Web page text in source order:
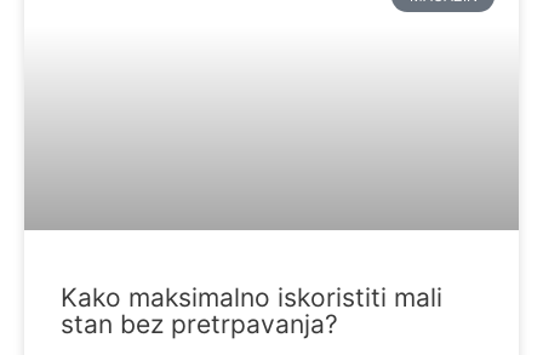
Kako maksimalno iskoristiti mali
stan bez pretrpavanja?